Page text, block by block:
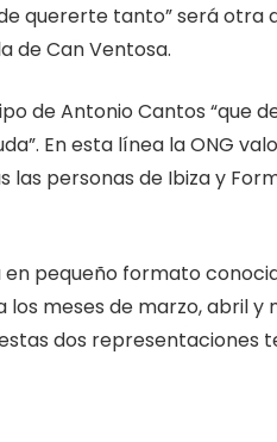
quererte tanto” será otra
de Can Ventosa.
de Antonio Cantos “que
En esta línea la ONG
las personas de Ibiza y
pequeño formato
meses de marzo, abril y
dos representaciones